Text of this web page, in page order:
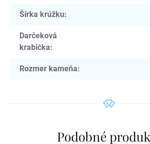
Šírka krúžku:
Darčeková
krabička:
Rozmer kameňa:
Podobné